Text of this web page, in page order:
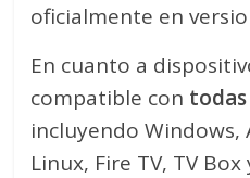
oficialmente en
En cuanto a
compatible con
incluyendo Windows,
Linux, Fire TV, TV Box